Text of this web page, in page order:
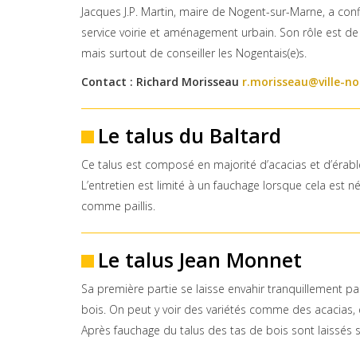
Jacques J.P. Martin, maire de Nogent-sur-Marne, a
service voirie et aménagement urbain. Son rôle est
mais surtout de conseiller les Nogentais(e)s.
Contact : Richard Morisseau r.morisseau@ville-
Le talus du Baltard
Ce talus est composé en majorité d’acacias et
L’entretien est limité à un fauchage lorsque cela est
comme paillis.
Le talus Jean Monnet
Sa première partie se laisse envahir tranquillement
bois. On peut y voir des variétés comme des
Après fauchage du talus des tas de bois sont laissés